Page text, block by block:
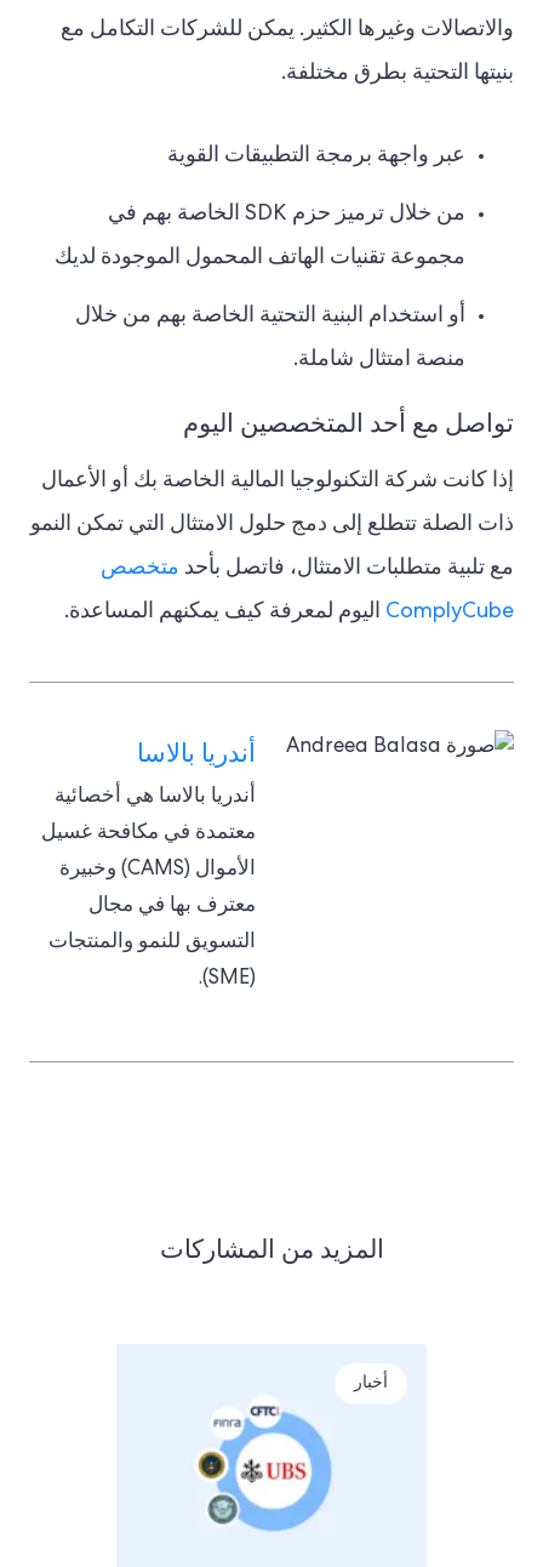
والاتصالات وغيرها الكثير. يمكن للشركات التكامل مع
بنيتها التحتية بطرق مختلفة.
عبر واجهة برمجة التطبيقات القوية
من خلال ترميز حزم SDK الخاصة بهم في
مجموعة تقنيات الهاتف المحمول الموجودة لديك
أو استخدام البنية التحتية الخاصة بهم من خلال
منصة امتثال شاملة.
تواصل مع أحد المتخصصين اليوم
إذا كانت شركة التكنولوجيا المالية الخاصة بك أو الأعمال
ذات الصلة تتطلع إلى دمج حلول الامتثال التي تمكن النمو
مع تلبية متطلبات الامتثال، فاتصل بأحد متخصص
ComplyCube اليوم لمعرفة كيف يمكنهم المساعدة.
أندريا بالاسا
أندريا بالاسا هي أخصائية
معتمدة في مكافحة غسيل
الأموال (CAMS) وخبيرة
معترف بها في مجال
التسويق للنمو والمنتجات
(SME).
المزيد من المشاركات
أخبار